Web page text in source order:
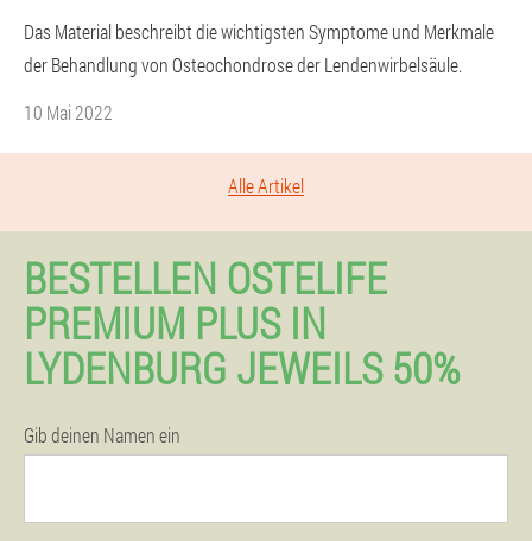
Das Material beschreibt die wichtigsten Symptome und Merkmale
der Behandlung von Osteochondrose der Lendenwirbelsäule.
10 Mai 2022
Alle Artikel
BESTELLEN OSTELIFE
PREMIUM PLUS IN
LYDENBURG JEWEILS 50%
Gib deinen Namen ein